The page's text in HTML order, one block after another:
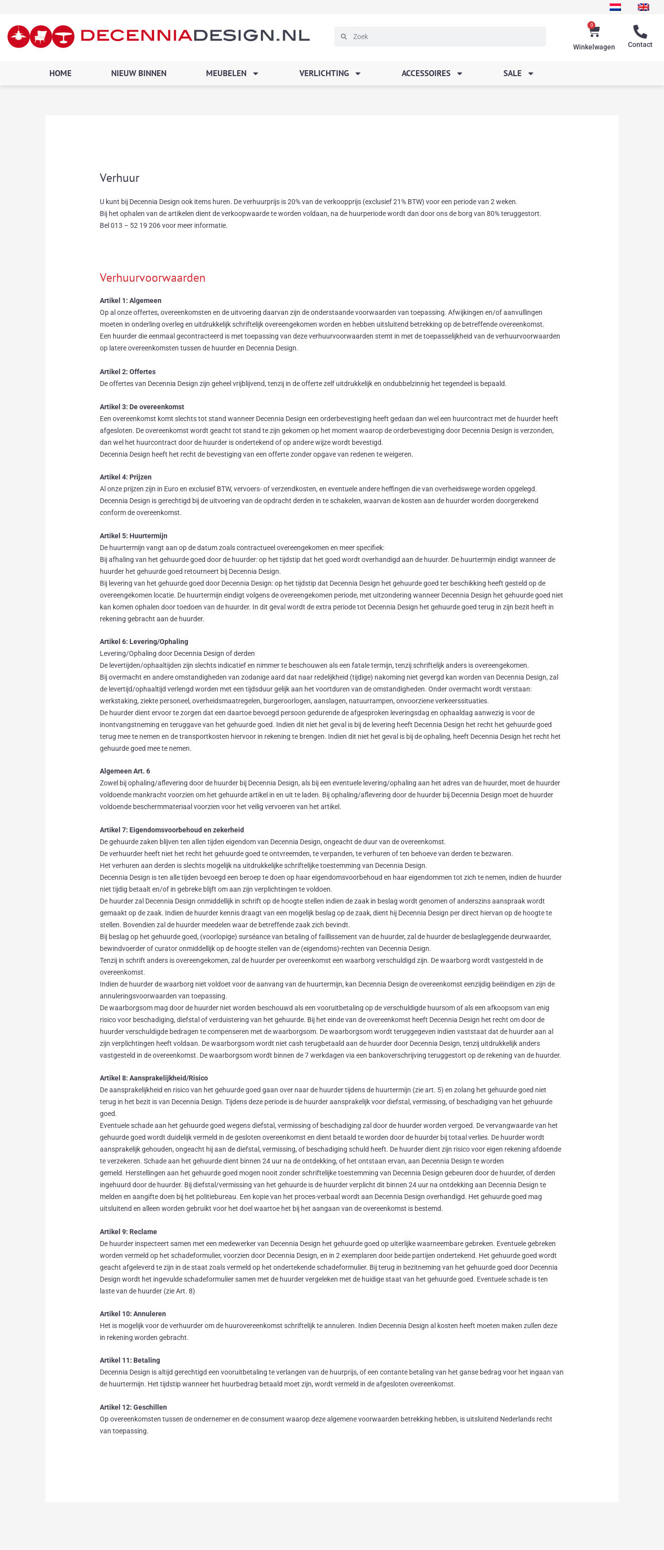
inhoud
Zoeken
0
Winkelwagen
Winkelwagen Contact
HOME NIEUW BINNEN MEUBELEN VERLICHTING ACCESSOIRES SALE
Verhuur
U kunt bij Decennia Design ook items huren. De verhuurprijs is 20% van de verkoopprijs (exclusief 21% BTW) voor een periode van 2 weken.
Bij het ophalen van de artikelen dient de verkoopwaarde te worden voldaan, na de huurperiode wordt dan door ons de borg van 80% teruggestort.
Bel 013 – 52 19 206 voor meer informatie.
Verhuurvoorwaarden
Artikel 1: Algemeen
Op al onze offertes, overeenkomsten en de uitvoering daarvan zijn de onderstaande voorwaarden van toepassing. Afwijkingen en/of aanvullingen
moeten in onderling overleg en uitdrukkelijk schriftelijk overeengekomen worden en hebben uitsluitend betrekking op de betreffende overeenkomst.
Een huurder die eenmaal gecontracteerd is met toepassing van deze verhuurvoorwaarden stemt in met de toepasselijkheid van de verhuurvoorwaarden
op latere overeenkomsten tussen de huurder en Decennia Design.
Artikel 2: Offertes
De offertes van Decennia Design zijn geheel vrijblijvend, tenzij in de offerte zelf uitdrukkelijk en ondubbelzinnig het tegendeel is bepaald.
Artikel 3: De overeenkomst
Een overeenkomst komt slechts tot stand wanneer Decennia Design een orderbevestiging heeft gedaan dan wel een huurcontract met de huurder heeft
afgesloten. De overeenkomst wordt geacht tot stand te zijn gekomen op het moment waarop de orderbevestiging door Decennia Design is verzonden,
dan wel het huurcontract door de huurder is ondertekend of op andere wijze wordt bevestigd.
Decennia Design heeft het recht de bevestiging van een offerte zonder opgave van redenen te weigeren.
Artikel 4: Prijzen
Al onze prijzen zijn in Euro en exclusief BTW, vervoers- of verzendkosten, en eventuele andere heffingen die van overheidswege worden opgelegd.
Decennia Design is gerechtigd bij de uitvoering van de opdracht derden in te schakelen, waarvan de kosten aan de huurder worden doorgerekend
conform de overeenkomst.
Artikel 5: Huurtermijn
De huurtermijn vangt aan op de datum zoals contractueel overeengekomen en meer specifiek:
Bij afhaling van het gehuurde goed door de huurder: op het tijdstip dat het goed wordt overhandigd aan de huurder. De huurtermijn eindigt wanneer de
huurder het gehuurde goed retourneert bij Decennia Design.
Bij levering van het gehuurde goed door Decennia Design: op het tijdstip dat Decennia Design het gehuurde goed ter beschikking heeft gesteld op de
overeengekomen locatie. De huurtermijn eindigt volgens de overeengekomen periode, met uitzondering wanneer Decennia Design het gehuurde goed niet
kan komen ophalen door toedoen van de huurder. In dit geval wordt de extra periode tot Decennia Design het gehuurde goed terug in zijn bezit heeft in
rekening gebracht aan de huurder.
Artikel 6: Levering/Ophaling
Levering/Ophaling door Decennia Design of derden
De levertijden/ophaaltijden zijn slechts indicatief en nimmer te beschouwen als een fatale termijn, tenzij schriftelijk anders is overeengekomen.
Bij overmacht en andere omstandigheden van zodanige aard dat naar redelijkheid (tijdige) nakoming niet gevergd kan worden van Decennia Design, zal
de levertijd/ophaaltijd verlengd worden met een tijdsduur gelijk aan het voortduren van de omstandigheden. Onder overmacht wordt verstaan:
werkstaking, ziekte personeel, overheidsmaatregelen, burgeroorlogen, aanslagen, natuurrampen, onvoorziene verkeerssituaties.
De huurder dient ervoor te zorgen dat een daartoe bevoegd persoon gedurende de afgesproken leveringsdag en ophaaldag aanwezig is voor de
inontvangstneming en teruggave van het gehuurde goed. Indien dit niet het geval is bij de levering heeft Decennia Design het recht het gehuurde goed
terug mee te nemen en de transportkosten hiervoor in rekening te brengen. Indien dit niet het geval is bij de ophaling, heeft Decennia Design het recht het
gehuurde goed mee te nemen.
Algemeen Art. 6
Zowel bij ophaling/aflevering door de huurder bij Decennia Design, als bij een eventuele levering/ophaling aan het adres van de huurder, moet de huurder
voldoende mankracht voorzien om het gehuurde artikel in en uit te laden. Bij ophaling/aflevering door de huurder bij Decennia Design moet de huurder
voldoende beschermmateriaal voorzien voor het veilig vervoeren van het artikel.
Artikel 7: Eigendomsvoorbehoud en zekerheid
De gehuurde zaken blijven ten allen tijden eigendom van Decennia Design, ongeacht de duur van de overeenkomst.
De verhuurder heeft niet het recht het gehuurde goed te ontvreemden, te verpanden, te verhuren of ten behoeve van derden te bezwaren.
Het verhuren aan derden is slechts mogelijk na uitdrukkelijke schriftelijke toestemming van Decennia Design.
Decennia Design is ten alle tijden bevoegd een beroep te doen op haar eigendomsvoorbehoud en haar eigendommen tot zich te nemen, indien de huurder
niet tijdig betaalt en/of in gebreke blijft om aan zijn verplichtingen te voldoen.
De huurder zal Decennia Design onmiddellijk in schrift op de hoogte stellen indien de zaak in beslag wordt genomen of anderszins aanspraak wordt
gemaakt op de zaak. Indien de huurder kennis draagt van een mogelijk beslag op de zaak, dient hij Decennia Design per direct hiervan op de hoogte te
stellen. Bovendien zal de huurder meedelen waar de betreffende zaak zich bevindt.
Bij beslag op het gehuurde goed, (voorlopige) surséance van betaling of faillissement van de huurder, zal de huurder de beslagleggende deurwaarder,
bewindvoerder of curator onmiddellijk op de hoogte stellen van de (eigendoms)-rechten van Decennia Design.
Tenzij in schrift anders is overeengekomen, zal de huurder per overeenkomst een waarborg verschuldigd zijn. De waarborg wordt vastgesteld in de
overeenkomst.
Indien de huurder de waarborg niet voldoet voor de aanvang van de huurtermijn, kan Decennia Design de overeenkomst eenzijdig beëindigen en zijn de
annuleringsvoorwaarden van toepassing.
De waarborgsom mag door de huurder niet worden beschouwd als een vooruitbetaling op de verschuldigde huursom of als een afkoopsom van enig
risico voor beschadiging, diefstal of verduistering van het gehuurde. Bij het einde van de overeenkomst heeft Decennia Design het recht om door de
huurder verschuldigde bedragen te compenseren met de waarborgsom. De waarborgsom wordt teruggegeven indien vaststaat dat de huurder aan al
zijn verplichtingen heeft voldaan. De waarborgsom wordt niet cash terugbetaald aan de huurder door Decennia Design, tenzij uitdrukkelijk anders
vastgesteld in de overeenkomst. De waarborgsom wordt binnen de 7 werkdagen via een bankoverschrijving teruggestort op de rekening van de huurder.
Artikel 8: Aansprakelijkheid/Risico
De aansprakelijkheid en risico van het gehuurde goed gaan over naar de huurder tijdens de huurtermijn (zie art. 5) en zolang het gehuurde goed niet
terug in het bezit is van Decennia Design. Tijdens deze periode is de huurder aansprakelijk voor diefstal, vermissing, of beschadiging van het gehuurde
goed.
Eventuele schade aan het gehuurde goed wegens diefstal, vermissing of beschadiging zal door de huurder worden vergoed. De vervangwaarde van het
gehuurde goed wordt duidelijk vermeld in de gesloten overeenkomst en dient betaald te worden door de huurder bij totaal verlies. De huurder wordt
aansprakelijk gehouden, ongeacht hij aan de diefstal, vermissing, of beschadiging schuld heeft. De huurder dient zijn risico voor eigen rekening afdoende
te verzekeren. Schade aan het gehuurde dient binnen 24 uur na de ontdekking, of het ontstaan ervan, aan Decennia Design te worden
gemeld. Herstellingen aan het gehuurde goed mogen nooit zonder schriftelijke toestemming van Decennia Design gebeuren door de huurder, of derden
ingehuurd door de huurder. Bij diefstal/vermissing van het gehuurde is de huurder verplicht dit binnen 24 uur na ontdekking aan Decennia Design te
melden en aangifte doen bij het politiebureau. Een kopie van het proces-verbaal wordt aan Decennia Design overhandigd. Het gehuurde goed mag
uitsluitend en alleen worden gebruikt voor het doel waartoe het bij het aangaan van de overeenkomst is bestemd.
Artikel 9: Reclame
De huurder inspecteert samen met een medewerker van Decennia Design het gehuurde goed op uiterlijke waarneembare gebreken. Eventuele gebreken
worden vermeld op het schadeformulier, voorzien door Decennia Design, en in 2 exemplaren door beide partijen ondertekend. Het gehuurde goed wordt
geacht afgeleverd te zijn in de staat zoals vermeld op het ondertekende schadeformulier. Bij terug in bezitneming van het gehuurde goed door Decennia
Design wordt het ingevulde schadeformulier samen met de huurder vergeleken met de huidige staat van het gehuurde goed. Eventuele schade is ten
laste van de huurder (zie Art. 8)
Artikel 10: Annuleren
Het is mogelijk voor de verhuurder om de huurovereenkomst schriftelijk te annuleren. Indien Decennia Design al kosten heeft moeten maken zullen deze
in rekening worden gebracht.
Artikel 11: Betaling
Decennia Design is altijd gerechtigd een vooruitbetaling te verlangen van de huurprijs, of een contante betaling van het ganse bedrag voor het ingaan van
de huurtermijn. Het tijdstip wanneer het huurbedrag betaald moet zijn, wordt vermeld in de afgesloten overeenkomst.
Artikel 12: Geschillen
Op overeenkomsten tussen de ondernemer en de consument waarop deze algemene voorwaarden betrekking hebben, is uitsluitend Nederlands recht
van toepassing.